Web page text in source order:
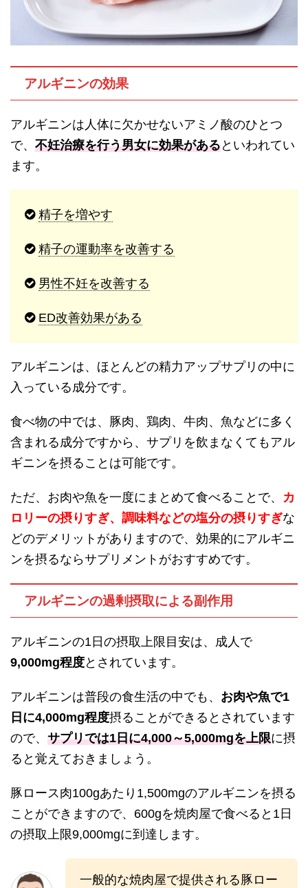
アルギニンの効果
アルギニンは人体に欠かせないアミノ酸のひとつ
で、 不妊治療を行う男女に効果があるといわれてい
ます。
精子を増やす
精子の運動率を改善する
男性不妊を改善する
ED改善効果がある
アルギニンは、ほとんどの精力アップサプリの中に
入っている成分です。
食べ物の中では、豚肉、鶏肉、牛肉、魚などに多く
含まれる成分ですから、サプリを飲まなくてもアル
ギニンを摂ることは可能です。
ただ、お肉や魚を一度にまとめて食べることで、 カ
ロリーの摂りすぎ、調味料などの塩分の摂りすぎな
どのデメリットがありますので、効果的にアルギニ
ンを摂るならサプリメントがおすすめです。
アルギニンの過剰摂取による副作用
アルギニンの1日の摂取上限目安は、成人で
9,000mg程度とされています。
アルギニンは普段の食生活の中でも、 お肉や魚で1
日に4,000mg程度摂ることができるとされています
ので、 サプリでは1日に4,000～5,000mgを上限に摂
ると覚えておきましょう。
豚ロース肉100gあたり1,500mgのアルギニンを摂る
ことができますので、600gを焼肉屋で食べると1日
の摂取上限9,000mgに到達します。
一般的な焼肉屋で提供される豚ロー